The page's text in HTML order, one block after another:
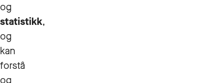
og
statistikk,
og
kan
forstå